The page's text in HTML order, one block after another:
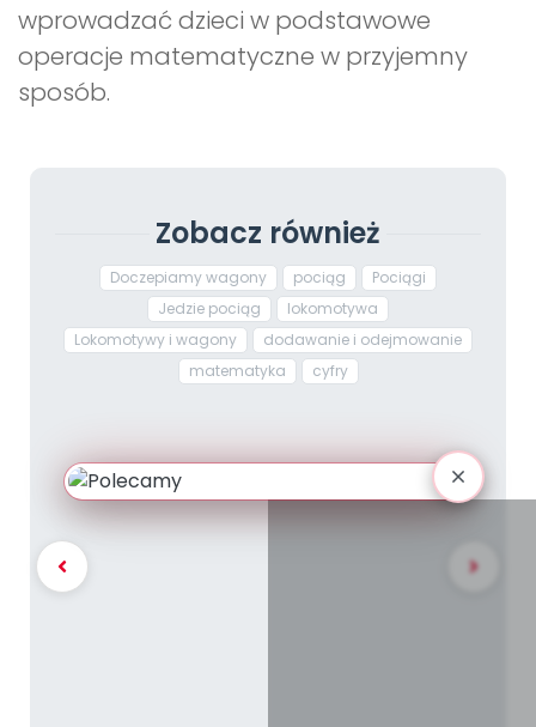
wprowadzać dzieci w podstawowe
operacje matematyczne w przyjemny
sposób.
Zobacz również
Doczepiamy wagony pociąg
Pociągi
Jedzie pociąg
lokomotywa
Lokomotywy i wagony
dodawanie i odejmowanie
matematyka
cyfry